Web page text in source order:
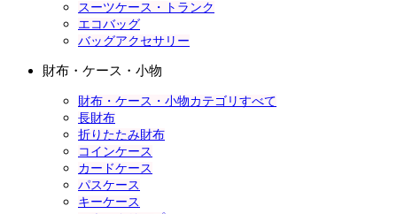
スーツケース・トランク
エコバッグ
バッグアクセサリー
財布・ケース・小物
財布・ケース・小物カテゴリすべて
長財布
折りたたみ財布
コインケース
カードケース
パスケース
キーケース